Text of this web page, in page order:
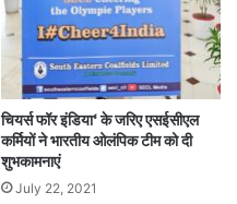
चियर्स फॉर इंडिया‘ के जरिए एसईसीएल
कर्मियों ने भारतीय ओलंपिक टीम को दी
शुभकामनाएं
July 22, 2021